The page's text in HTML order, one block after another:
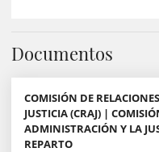
Documentos
COMISIÓN DE
JUSTICIA (CRAJ) |
ADMINISTRACIÓN Y LA
REPARTO